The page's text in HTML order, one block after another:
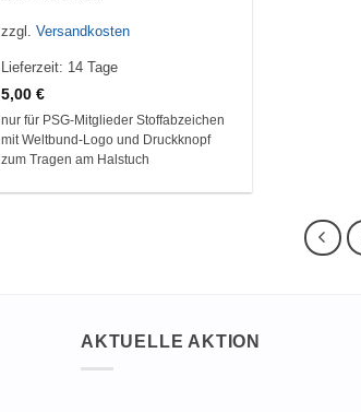
zzgl.Versandkosten
Lieferzeit: 14 Tage
5,00€
nur für PSG-Mitglieder Stoffabzeichen
mit Weltbund-Logo und Druckknopf
zum Tragen am Halstuch
AKTUELLE AKTION